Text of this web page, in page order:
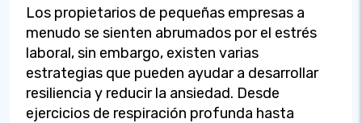
Los propietarios de pequeñas empresas a
menudo se sienten abrumados por el estrés
laboral, sin embargo, existen varias
estrategias que pueden ayudar a desarrollar
resiliencia y reducir la ansiedad. Desde
ejercicios de respiración profunda hasta